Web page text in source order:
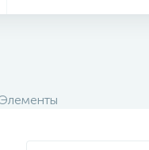
Элементы